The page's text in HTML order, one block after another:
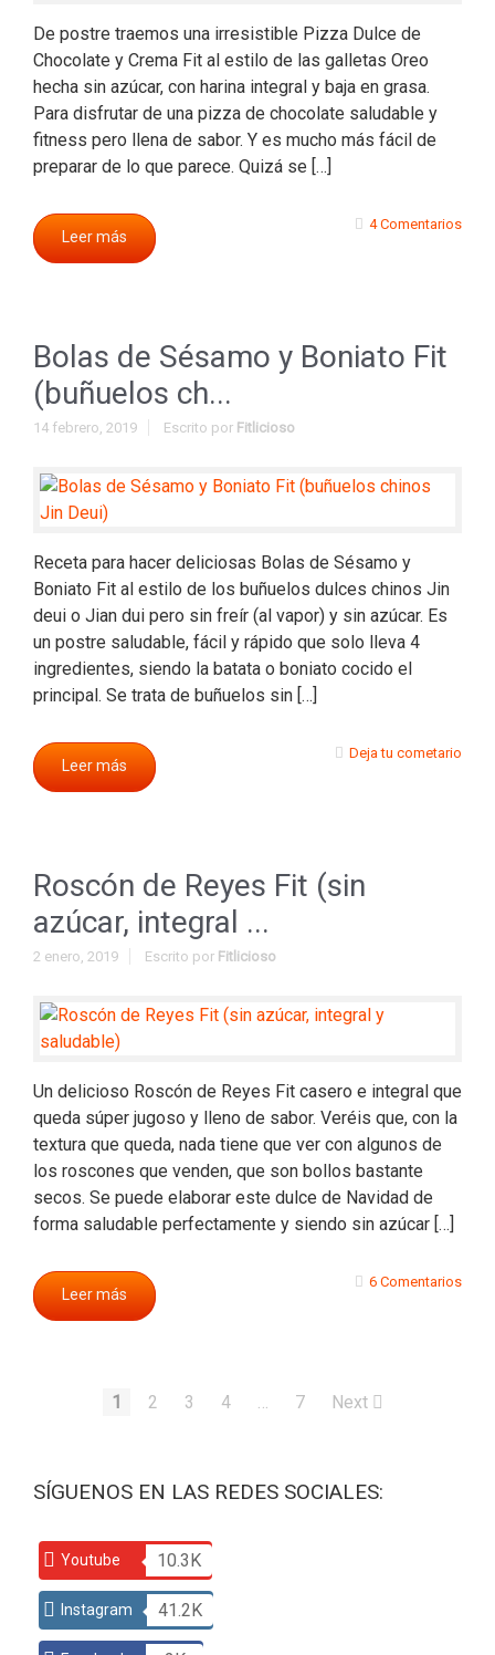
De postre traemos una irresistible Pizza Dulce de
Chocolate y Crema Fit al estilo de las galletas Oreo
hecha sin azúcar, con harina integral y baja en grasa.
Para disfrutar de una pizza de chocolate saludable y
fitness pero llena de sabor. Y es mucho más fácil de
preparar de lo que parece. Quizá se […]
Leer más
4 Comentarios
Bolas de Sésamo y Boniato Fit
(buñuelos ch...
14 febrero, 2019 Escrito por Fitlicioso
Receta para hacer deliciosas Bolas de Sésamo y
Boniato Fit al estilo de los buñuelos dulces chinos Jin
deui o Jian dui pero sin freír (al vapor) y sin azúcar. Es
un postre saludable, fácil y rápido que solo lleva 4
ingredientes, siendo la batata o boniato cocido el
principal. Se trata de buñuelos sin […]
Leer más
Deja tu cometario
Roscón de Reyes Fit (sin
azúcar, integral ...
2 enero, 2019 Escrito por Fitlicioso
Un delicioso Roscón de Reyes Fit casero e integral que
queda súper jugoso y lleno de sabor. Veréis que, con la
textura que queda, nada tiene que ver con algunos de
los roscones que venden, que son bollos bastante
secos. Se puede elaborar este dulce de Navidad de
forma saludable perfectamente y siendo sin azúcar […]
Leer más
6 Comentarios
1 2 3 4 … 7 Next
SÍGUENOS EN LAS REDES SOCIALES:
Youtube 10.3K
Instagram 41.2K